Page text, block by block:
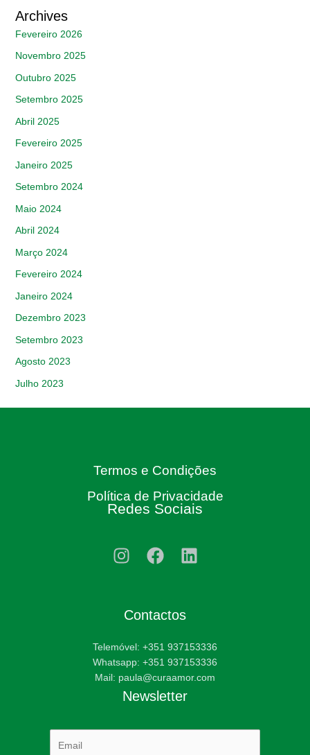
Archives
Fevereiro 2026
Novembro 2025
Outubro 2025
Setembro 2025
Abril 2025
Fevereiro 2025
Janeiro 2025
Setembro 2024
Maio 2024
Abril 2024
Março 2024
Fevereiro 2024
Janeiro 2024
Dezembro 2023
Setembro 2023
Agosto 2023
Julho 2023
Termos e Condições
Política de Privacidade
Redes Sociais
Contactos
Telemóvel: +351 937153336
Whatsapp: +351 937153336
Mail: paula@curaamor.com
Newsletter